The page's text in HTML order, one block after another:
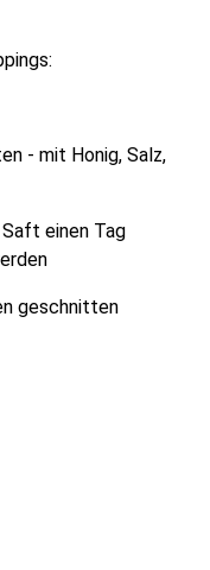
- mit Honig, Salz,
einen Tag
geschnitten